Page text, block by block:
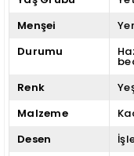
Menşei
Durumu
Renk
Malzeme
Desen